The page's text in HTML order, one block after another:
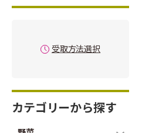
受取方法選択
カテゴリーから探す